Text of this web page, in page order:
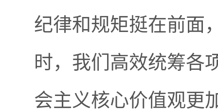
纪律和规矩挺在前面
时，我们高效统筹各
会主义核心价值观更